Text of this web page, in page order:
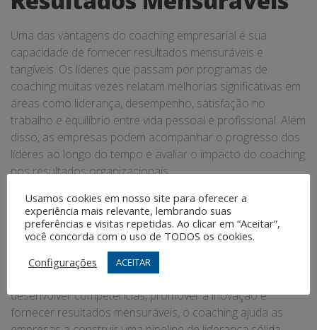
Uma das vantagens do coaching empresarial é sua
capacidade de fornecer resultados mensuráveis ​​e
tangíveis. Os líderes que passam por programas de
coaching muitas vezes relatam melhorias significativas em
áreas como liderança, desempenho, satisfação no
trabalho e equilíbrio entre vida pessoal e profissional. Além
disso, as empresas podem acompanhar o progresso dos
líderes ao longo do tempo e avaliar o impacto do coaching
nos resultados organizacionais.
Conclusão
O coaching empresarial é uma ferramenta poderosa para
o desenvolvimento de líderes internos e o fortalecimento
das organizações como um todo. Ao identificar talentos,
desenvolver competências, promover a inovação e
fornecer resultados mensuráveis, o coaching ajuda as
Usamos cookies em nosso site para oferecer a
experiência mais relevante, lembrando suas
preferências e visitas repetidas. Ao clicar em “Aceitar”,
você concorda com o uso de TODOS os cookies.
Configurações
ACEITAR